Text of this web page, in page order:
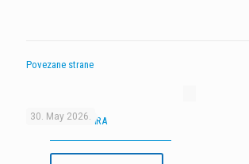
Povezane strane
30. May 2026.
9. SKUP MODELARA